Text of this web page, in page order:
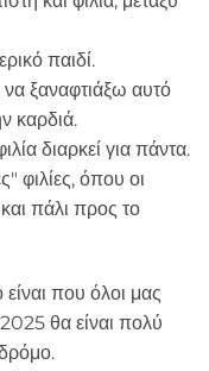
παιδί.
ξαναφτιάξω αυτό
καρδιά.
διαρκεί για πάντα.
φιλίες, όπου οι
πάλι προς το
που όλοι μας
θα είναι πολύ